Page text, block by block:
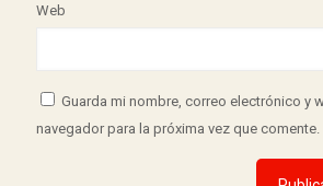
Web
Guarda mi nombre, correo electrónico y
navegador para la próxima vez que comente.